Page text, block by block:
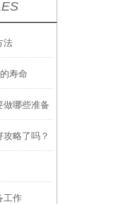
法
寿命
做哪些准备
略了吗？
工作